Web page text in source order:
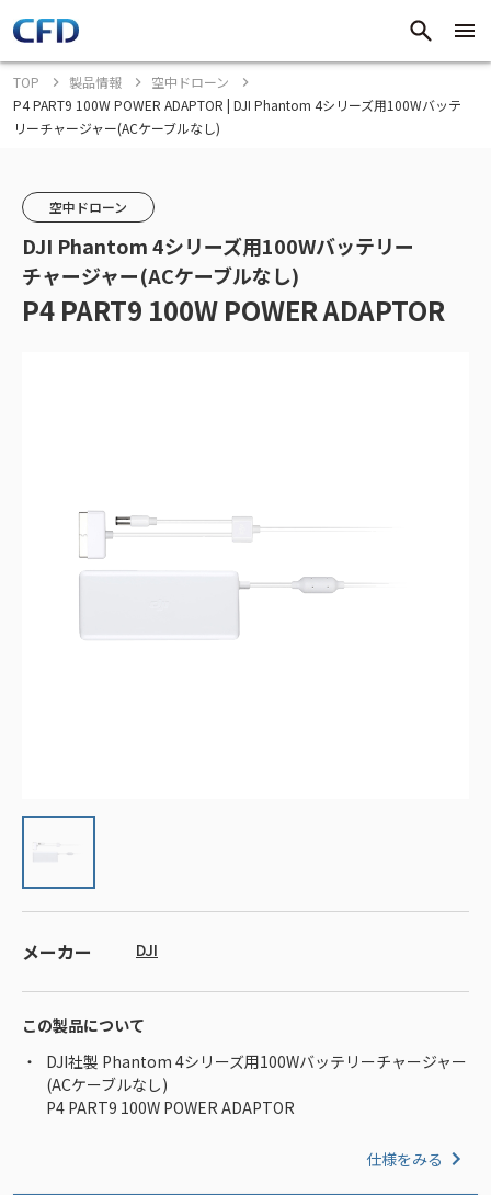
TOP 製品情報
空中ドローン
P4 PART9 100W POWER ADAPTOR | DJI Phantom 4シリーズ用100Wバッテ
リーチャージャー(ACケーブルなし)
空中ドローン
DJI Phantom 4シリーズ用100Wバッテリー
チャージャー(ACケーブルなし)
P4 PART9 100W POWER ADAPTOR
メーカー DJI
この製品について
DJI社製 Phantom 4シリーズ用100Wバッテリーチャージャー
(ACケーブルなし)
P4 PART9 100W POWER ADAPTOR
仕様をみる